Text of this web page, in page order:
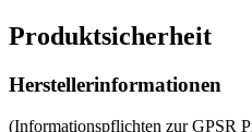
Produktsicherheit
Herstellerinformationen
(Informationspflichten zur GPSR